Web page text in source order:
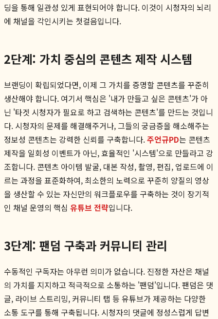
딩을 통해 일관성 있게 표현되어야 합니다. 이것이 시청자의 뇌리
에 채널을 각인시키는 첫걸음입니다.
2단계: 가치 중심의 콘텐츠 제작 시스템
브랜딩이 확립되었다면, 이제 그 가치를 증명할 콘텐츠를 꾸준히
생산해야 합니다. 여기서 핵심은 '내가 만들고 싶은 콘텐츠'가 아
닌 '타겟 시청자가 필요로 하고 검색하는 콘텐츠'를 만드는 것입니
다. 시청자의 문제를 해결해주거나, 그들의 궁금증을 해소해주는
정보성 콘텐츠는 강력한 신뢰를 구축합니다.주언규PD는 콘텐츠
제작을 일회성 이벤트가 아닌, 효율적인 '시스템'으로 만들라고 강
조합니다. 콘텐츠 아이템 발굴, 대본 작성, 촬영, 편집, 업로드에 이
르는 과정을 표준화하여, 최소한의 노력으로 꾸준히 양질의 영상
을 생산할 수 있는 자신만의 워크플로우를 구축하는 것이 장기적
인 채널 운영의 핵심 유튜브 전략입니다.
3단계: 팬덤 구축과 커뮤니티 관리
수동적인 구독자는 아무런 의미가 없습니다. 진정한 자산은 채널
의 가치를 지지하고 적극적으로 소통하는 '팬덤'입니다. 팬덤은 댓
글, 라이브 스트리밍, 커뮤니티 탭 등 유튜브가 제공하는 다양한
소통 도구를 통해 구축됩니다. 시청자의 댓글에 정성스럽게 답변